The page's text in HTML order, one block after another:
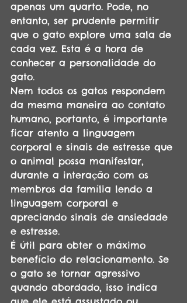
apenas um quarto. Pode, no
entanto, ser prudente permitir
que o gato explore uma sala de
cada vez. Esta é a hora de
conhecer a personalidade do
gato.
Nem todos os gatos respondem
da mesma maneira ao contato
humano, portanto, é importante
ficar atento a linguagem
corporal e sinais de estresse que
o animal possa manifestar,
durante a interação com os
membros da família lendo a
linguagem corporal e
apreciando sinais de ansiedade
e estresse.
É útil para obter o máximo
benefício do relacionamento. Se
o gato se tornar agressivo
quando abordado, isso indica